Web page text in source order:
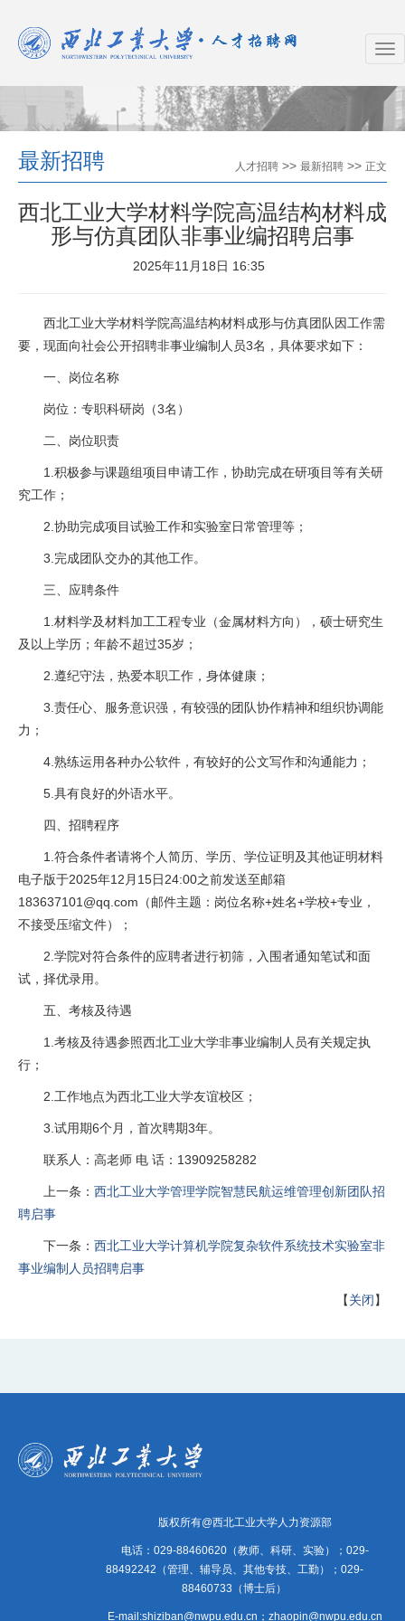
最新招聘 人才招聘 >> 最新招聘 >> 正文
西北工业大学材料学院高温结构材料成
形与仿真团队非事业编招聘启事
2025年11月18日 16:35
西北工业大学材料学院高温结构材料成形与仿真团队因工作需
要，现面向社会公开招聘非事业编制人员3名，具体要求如下：
一、岗位名称
岗位：专职科研岗（3名）
二、岗位职责
1.积极参与课题组项目申请工作，协助完成在研项目等有关研
究工作；
2.协助完成项目试验工作和实验室日常管理等；
3.完成团队交办的其他工作。
三、应聘条件
1.材料学及材料加工工程专业（金属材料方向），硕士研究生
及以上学历；年龄不超过35岁；
2.遵纪守法，热爱本职工作，身体健康；
3.责任心、服务意识强，有较强的团队协作精神和组织协调能
力；
4.熟练运用各种办公软件，有较好的公文写作和沟通能力；
5.具有良好的外语水平。
四、招聘程序
1.符合条件者请将个人简历、学历、学位证明及其他证明材料
电子版于2025年12月15日24:00之前发送至邮箱
183637101@qq.com（邮件主题：岗位名称+姓名+学校+专业，
不接受压缩文件）；
2.学院对符合条件的应聘者进行初筛，入围者通知笔试和面
试，择优录用。
五、考核及待遇
1.考核及待遇参照西北工业大学非事业编制人员有关规定执
行；
2.工作地点为西北工业大学友谊校区；
3.试用期6个月，首次聘期3年。
联系人：高老师 电 话：13909258282
上一条： 西北工业大学管理学院智慧民航运维管理创新团队招
聘启事
下一条： 西北工业大学计算机学院复杂软件系统技术实验室非
事业编制人员招聘启事
【关闭】
版权所有@西北工业大学人力资源部
电话：029-88460620（教师、科研、实验）；029-
88492242（管理、辅导员、其他专技、工勤）；029-
88460733（博士后）
E-mail:shiziban@nwpu.edu.cn；zhaopin@nwpu.edu.cn